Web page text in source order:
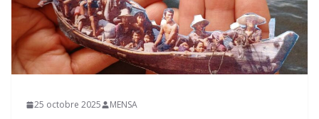
25 octobre 2025 MENSA